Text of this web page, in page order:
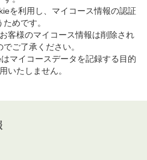
を利用し、マイコース情報の認証
ためです。
客様のマイコース情報は削除され
ご了承ください。
マイコースデータを記録する目的
いたしません。